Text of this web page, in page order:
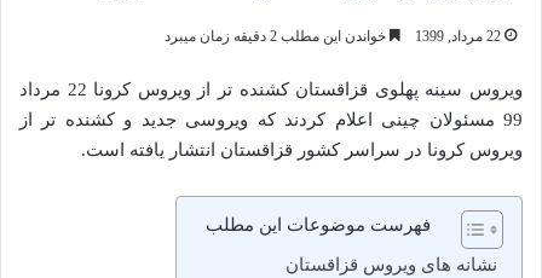
22 مرداد, 1399 خواندن این مطلب 2 دقیقه زمان میبرد
ویروس سینه پهلوی قزاقستان کشنده تر از ویروس کرونا 22 مرداد
99 مسئولان چینی اعلام کردند که ویروسی جدید و کشنده ‌تر از
ویروس کرونا در سراسر کشور قزاقستان انتشار یافته است.
فهرست موضوعات این مطلب
نشانه های ویروس قزاقستان